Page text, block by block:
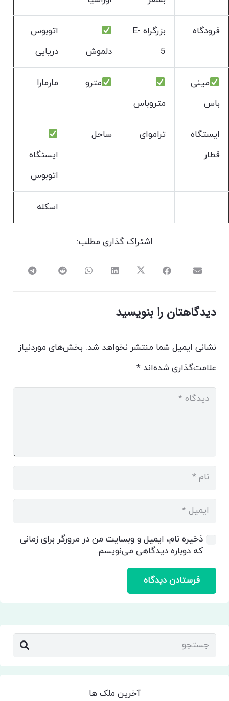
فرودگاه
بزرگراه E-
5
دلموش
اتوبوس
دریایی
مینی
باس
متروباس
مترو مارمارا
ایستگاه
قطار
تراموای
ساحل
ایستگاه
اتوبوس
اسکله
اشتراک گذاری مطلب:
دیدگاهتان را بنویسید
نشانی ایمیل شما منتشر نخواهد شد. بخش‌های موردنیاز
علامت‌گذاری شده‌اند*
ذخیره نام، ایمیل و وبسایت من در مرورگر برای زمانی
که دوباره دیدگاهی می‌نویسم.
فرستادن دیدگاه
آخرین ملک ها